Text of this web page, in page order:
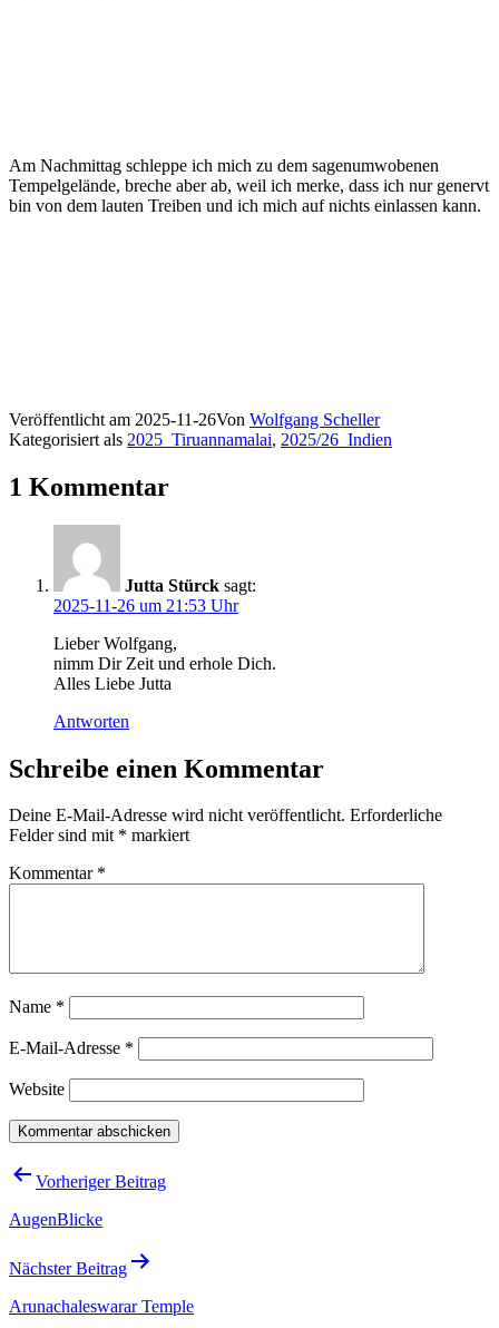
Am Nachmittag schleppe ich mich zu dem sagenumwobenen
Tempelgelände, breche aber ab, weil ich merke, dass ich nur genervt
bin von dem lauten Treiben und ich mich auf nichts einlassen kann.
Veröffentlicht am 2025-11-26Von Wolfgang Scheller
Kategorisiert als 2025_Tiruannamalai, 2025/26_Indien
1 Kommentar
Jutta Stürck sagt:
2025-11-26 um 21:53 Uhr
Lieber Wolfgang,
nimm Dir Zeit und erhole Dich.
Alles Liebe Jutta
Antworten
Schreibe einen Kommentar
Deine E-Mail-Adresse wird nicht veröffentlicht. Erforderliche
Felder sind mit * markiert
Kommentar *
Name *
E-Mail-Adresse *
Website
Beitragsnavigation
Vorheriger Beitrag
AugenBlicke
Nächster Beitrag
Arunachaleswarar Temple